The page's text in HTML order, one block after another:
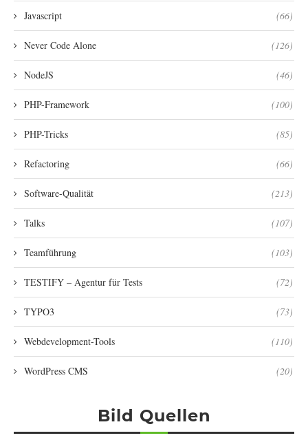
Javascript (66)
Never Code Alone (126)
NodeJS (46)
PHP-Framework (100)
PHP-Tricks (85)
Refactoring (66)
Software-Qualität (213)
Talks (107)
Teamführung (103)
TESTIFY – Agentur für Tests (72)
TYPO3 (73)
Webdevelopment-Tools (110)
WordPress CMS (20)
Bild Quellen